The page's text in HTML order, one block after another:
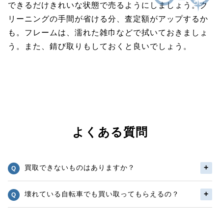
できるだけきれいな状態で売るようにしましょう。ク
リーニングの手間が省ける分、査定額がアップするか
も。フレームは、濡れた雑巾などで拭いておきましょ
う。また、錆び取りもしておくと良いでしょう。
よくある質問
買取できないものはありますか？
壊れている自転車でも買い取ってもらえるの？